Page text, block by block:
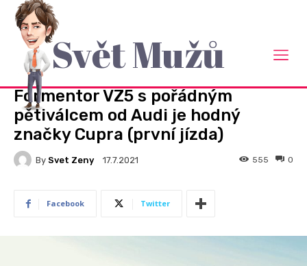
Svět Mužů
Domů Auto Moto
AUTO MOTO
Formentor VZ5 s pořádným
pětiválcem od Audi je hodný
značky Cupra (první jízda)
By Svet Zeny 17.7.2021 0
555
Facebook Twitter